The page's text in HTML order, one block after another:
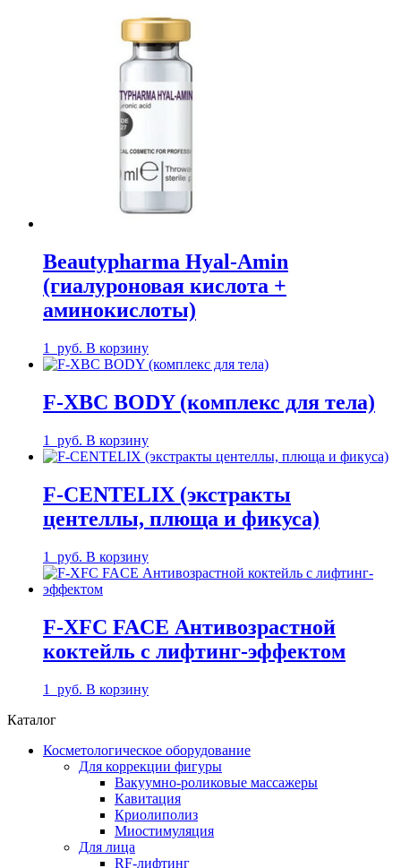
Beautypharma Hyal-Amin
(гиалуроновая кислота +
аминокислоты)
1 руб. В корзину
F-XBC BODY (комплекс для тела)
1 руб. В корзину
F-CENTELIX (экстракты
центеллы, плюща и фикуса)
1 руб. В корзину
F-XFC FACE Антивозрастной
коктейль с лифтинг-эффектом
1 руб. В корзину
Каталог
Косметологическое оборудование
Для коррекции фигуры
Вакуумно-роликовые массажеры
Кавитация
Криолиполиз
Миостимуляция
Для лица
RF-лифтинг